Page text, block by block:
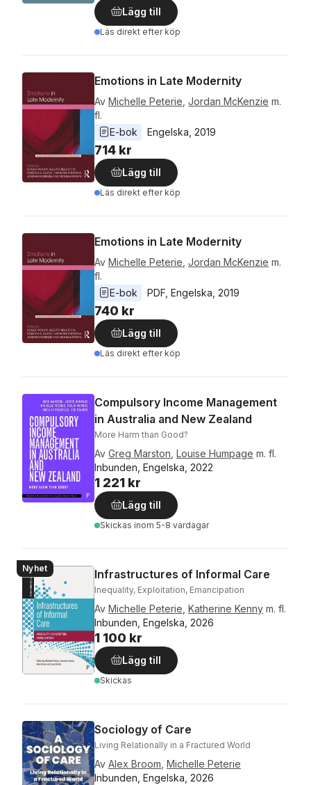
Lägg till
Läs direkt efter köp
Emotions in Late Modernity
Av Michelle Peterie Jordan McKenzie m.
fl.
E-bok
Engelska 2019
714 kr
Lägg till
Läs direkt efter köp
Emotions in Late Modernity
Av Michelle Peterie Jordan McKenzie m.
fl.
E-bok
PDF Engelska 2019
740 kr
Lägg till
Läs direkt efter köp
Compulsory Income Management
in Australia and New Zealand
More Harm than Good?
Av Greg Marston Louise Humpage m. fl.
Inbunden, Engelska, 2022
1 221 kr
Lägg till
Skickas inom 5-8 vardagar
Nyhet Infrastructures of Informal Care
Inequality, Exploitation, Emancipation
Av Michelle Peterie Katherine Kenny m. fl.
Inbunden, Engelska, 2026
1 100 kr
Lägg till
Skickas
Sociology of Care
Living Relationally in a Fractured World
Av Alex Broom Michelle Peterie
Inbunden, Engelska, 2026